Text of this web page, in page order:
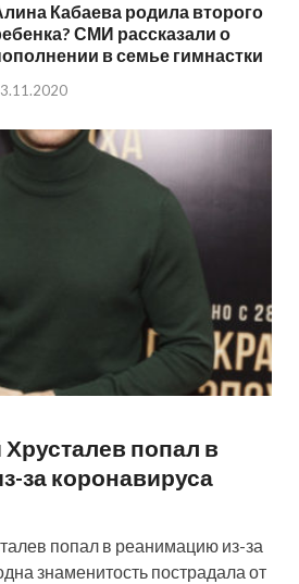
Кабаева родила второго
СМИ рассказали о
в семье гимнастки
попал в
за коронавируса
попал в реанимацию из-за
знаменитость пострадала от